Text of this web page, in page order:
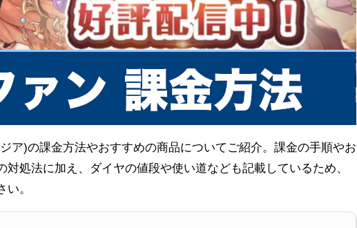
ア)の課金方法やおすすめの商品についてご紹介。課金の手順やお
処法に加え、ダイヤの値段や使い道なども記載しているため、
。